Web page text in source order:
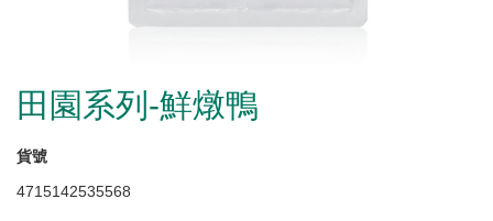
田園系列-鮮燉鴨
貨號
4715142535568